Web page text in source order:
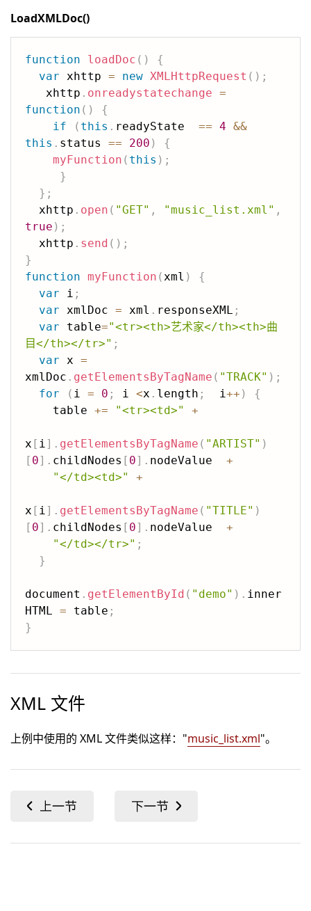
LoadXMLDoc()
function loadDoc ( )
{
var xhttp = new XMLHttpRequest ( ) ;
   xhttp
. onreadystatechange =
function ( )
{
if
( this . readyState == 4 &&
this . status == 200 )
{
myFunction ( this ) ;
}
} ;
  xhttp
. open ( "GET" , "music_list.xml" ,
true ) ;
  xhttp
. send ( ) ;
}
function myFunction (xml )
{
var i ;
var xmlDoc = xml . responseXML ;
var table="<tr><th>艺术家</th><th>曲
目</th></tr>" ;
var x =
xmlDoc . getElementsByTagName ( "TRACK" ) ;
for
( i = 0 ; i <x . length ;
  i
++ )
{
    table
+= "<tr><td>" +
x [ i] . getElementsByTagName ( "ARTIST" )
[ 0] . childNodes [ 0] . nodeValue +
"</td><td>"
+
x [ i] . getElementsByTagName ( "TITLE" )
[ 0] . childNodes [ 0] . nodeValue +
"</td></tr>" ;
}
document . getElementById ( "demo" ) . inner
HTML = table ;
}
XML 文件
上例中使用的 XML 文件类似这样："music_list.xml"。